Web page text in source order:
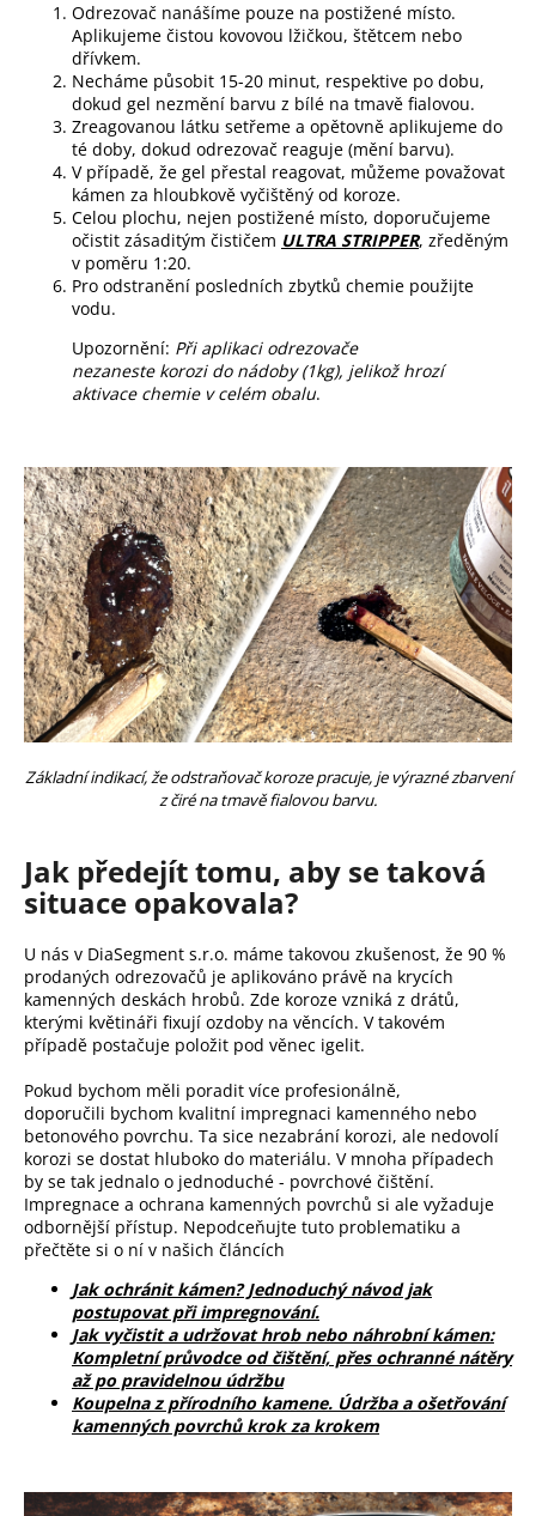
Odrezovač nanášíme pouze na postižené místo.
Aplikujeme čistou kovovou lžičkou, štětcem nebo
dřívkem.
Necháme působit 15-20 minut, respektive po dobu,
dokud gel nezmění barvu z bílé na tmavě fialovou.
Zreagovanou látku setřeme a opětovně aplikujeme do
té doby, dokud odrezovač reaguje (mění barvu).
V případě, že gel přestal reagovat, můžeme považovat
kámen za hloubkově vyčištěný od koroze.
Celou plochu, nejen postižené místo, doporučujeme
očistit zásaditým čističem ULTRA STRIPPER, zředěným
v poměru 1:20.
Pro odstranění posledních zbytků chemie použijte
vodu.
Upozornění: Při aplikaci odrezovače
nezaneste korozi do nádoby (1kg), jelikož hrozí
aktivace chemie v celém obalu.
Základní indikací, že odstraňovač koroze pracuje, je výrazné zbarvení
z čiré na tmavě fialovou barvu.
Jak předejít tomu, aby se taková
situace opakovala?
U nás v DiaSegment s.r.o. máme takovou zkušenost, že 90 %
prodaných odrezovačů je aplikováno právě na krycích
kamenných deskách hrobů. Zde koroze vzniká z drátů,
kterými květináři fixují ozdoby na věncích. V takovém
případě postačuje položit pod věnec igelit.
Pokud bychom měli poradit více profesionálně,
doporučili bychom kvalitní impregnaci kamenného nebo
betonového povrchu. Ta sice nezabrání korozi, ale nedovolí
korozi se dostat hluboko do materiálu. V mnoha případech
by se tak jednalo o jednoduché - povrchové čištění.
Impregnace a ochrana kamenných povrchů si ale vyžaduje
odbornější přístup. Nepodceňujte tuto problematiku a
přečtěte si o ní v našich článcích
Jak ochránit kámen? Jednoduchý návod jak
postupovat při impregnování.
Jak vyčistit a udržovat hrob nebo náhrobní kámen:
Kompletní průvodce od čištění, přes ochranné nátěry
až po pravidelnou údržbu
Koupelna z přírodního kamene. Údržba a ošetřování
kamenných povrchů krok za krokem